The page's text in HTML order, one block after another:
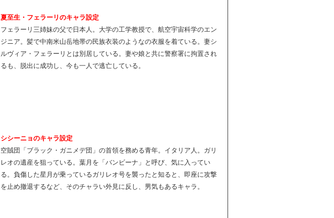
夏至生・フェラーリのキャラ設定
フェラーリ三姉妹の父で日本人。大学の工学教授で、航空宇宙科学のエン
ジニア。髪で中南米山岳地帯の民族衣装のようなの衣服を着ている。妻シ
ルヴィア・フェラーリとは別居している。妻や娘と共に警察署に拘置され
るも、脱出に成功し、今も一人で逃亡している。
シシーニョのキャラ設定
空賊団「ブラック・ガニメデ団」の首領を務める青年。イタリア人。ガリ
レオの遺産を狙っている。葉月を「バンビーナ」と呼び、気に入ってい
る。負傷した星月が乗っているガリレオ号を襲ったと知ると、即座に攻撃
を止め撤退するなど、そのチャラい外見に反し、男気もあるキャラ。